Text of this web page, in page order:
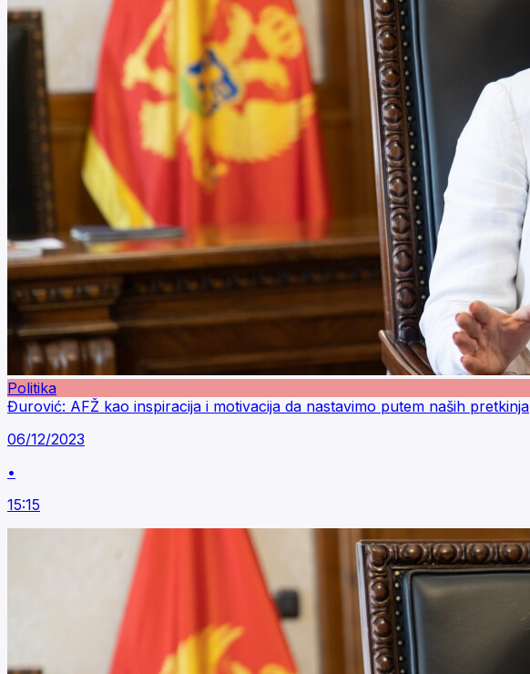
Politika
Đurović: AFŽ kao inspiracija i motivacija da nastavimo putem naših pretkinja
06/12/2023
•
15:15